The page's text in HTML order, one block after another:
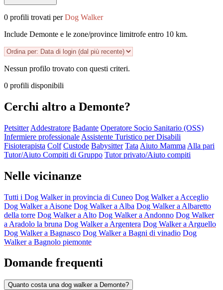
0 profili trovati perDog Walker
Include Demonte e le zone/province limitrofe entro 10 km.
Nessun profilo trovato con questi criteri.
0 profili disponibili
Cerchi altro a Demonte?
Petsitter Addestratore Badante Operatore Socio Sanitario (OSS)
Infermiere professionale Assistente Turistico per Disabili
Fisioterapista Colf Custode Babysitter Tata Aiuto Mamma Alla pari
Tutor/Aiuto Compiti di Gruppo Tutor privato/Aiuto compiti
Nelle vicinanze
Tutti i Dog Walker in provincia di Cuneo Dog Walker a Acceglio
Dog Walker a Aisone Dog Walker a Alba Dog Walker a Albaretto
della torre Dog Walker a Alto Dog Walker a Andonno Dog Walker
a Aradolo la bruna Dog Walker a Argentera Dog Walker a Arguello
Dog Walker a Bagnasco Dog Walker a Bagni di vinadio Dog
Walker a Bagnolo piemonte
Domande frequenti
Quanto costa una dog walker a Demonte?